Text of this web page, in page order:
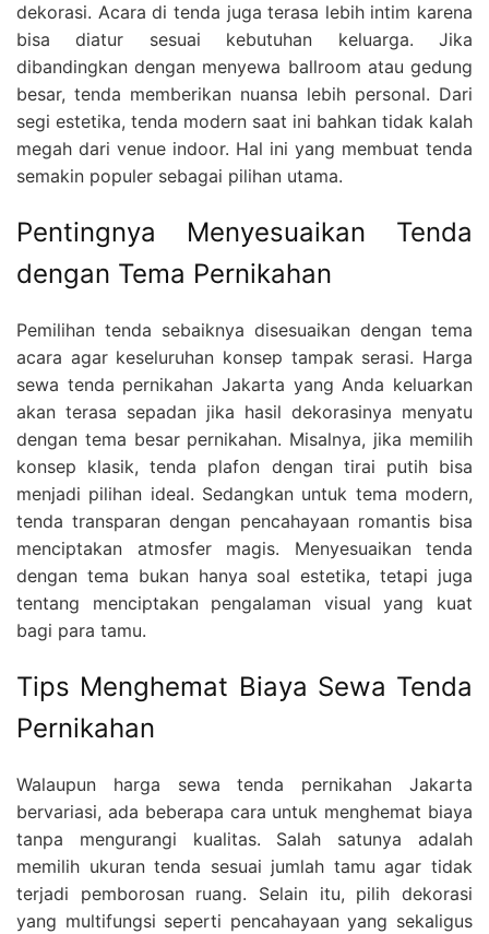
dekorasi. Acara di tenda juga terasa lebih intim karena
bisa diatur sesuai kebutuhan keluarga. Jika
dibandingkan dengan menyewa ballroom atau gedung
besar, tenda memberikan nuansa lebih personal. Dari
segi estetika, tenda modern saat ini bahkan tidak kalah
megah dari venue indoor. Hal ini yang membuat tenda
semakin populer sebagai pilihan utama.
Pentingnya Menyesuaikan Tenda
dengan Tema Pernikahan
Pemilihan tenda sebaiknya disesuaikan dengan tema
acara agar keseluruhan konsep tampak serasi. Harga
sewa tenda pernikahan Jakarta yang Anda keluarkan
akan terasa sepadan jika hasil dekorasinya menyatu
dengan tema besar pernikahan. Misalnya, jika memilih
konsep klasik, tenda plafon dengan tirai putih bisa
menjadi pilihan ideal. Sedangkan untuk tema modern,
tenda transparan dengan pencahayaan romantis bisa
menciptakan atmosfer magis. Menyesuaikan tenda
dengan tema bukan hanya soal estetika, tetapi juga
tentang menciptakan pengalaman visual yang kuat
bagi para tamu.
Tips Menghemat Biaya Sewa Tenda
Pernikahan
Walaupun harga sewa tenda pernikahan Jakarta
bervariasi, ada beberapa cara untuk menghemat biaya
tanpa mengurangi kualitas. Salah satunya adalah
memilih ukuran tenda sesuai jumlah tamu agar tidak
terjadi pemborosan ruang. Selain itu, pilih dekorasi
yang multifungsi seperti pencahayaan yang sekaligus